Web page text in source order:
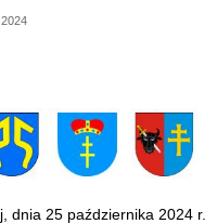
dnia 25 października 2024 r.